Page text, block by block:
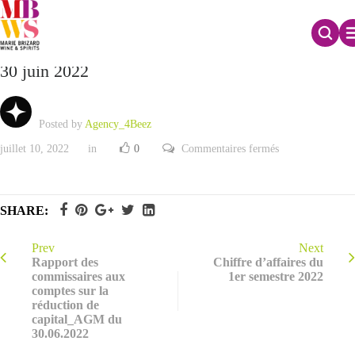
Rapport du Conseil d’Administration à l’AGM du
30 juin 2022
Posted by Agency_4Beez
juillet 10, 2022 in 0 Commentaires ferméssur
2022
SHARE:
Prev
Rapport des
commissaires aux
comptes sur la
réduction de
capital_AGM du
30.06.2022
Next
Chiffre d’affaires du
1er semestre 2022